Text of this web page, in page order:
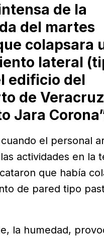
de la
del martes
colapsara
lateral
edificio del
de Veracruz
Jara
el personal
actividades en la
que había
de pared tipo
la humedad,